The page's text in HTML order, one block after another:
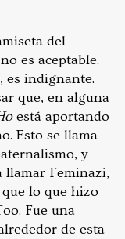
del
es aceptable.
es indignante.
que, en alguna
está aportando
Esto se llama
y
llamar Feminazi,
lo que hizo
Fue una
de esta